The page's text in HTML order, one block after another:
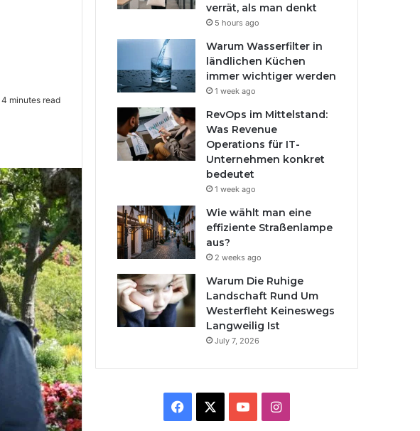
4 minutes read
verrät, als man denkt
5 hours ago
Warum Wasserfilter in
ländlichen Küchen
immer wichtiger werden
1 week ago
RevOps im Mittelstand:
Was Revenue
Operations für IT-
Unternehmen konkret
bedeutet
1 week ago
Wie wählt man eine
effiziente Straßenlampe
aus?
2 weeks ago
Warum Die Ruhige
Landschaft Rund Um
Westerfleht Keineswegs
Langweilig Ist
July 7, 2026
Facebook YouTubeInstagram